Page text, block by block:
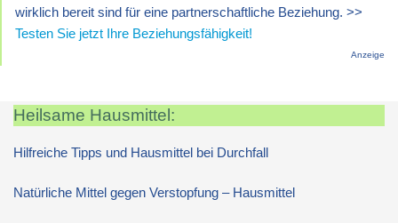
wirklich bereit sind für eine partnerschaftliche Beziehung. >>
Testen Sie jetzt Ihre Beziehungsfähigkeit!
Anzeige
Heilsame Hausmittel:
Hilfreiche Tipps und Hausmittel bei Durchfall
Natürliche Mittel gegen Verstopfung – Hausmittel